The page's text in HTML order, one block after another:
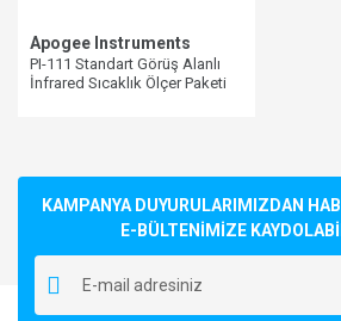
Apogee Instruments
PI-111 Standart Görüş Alanlı
İnfrared Sıcaklık Ölçer Paketi
KAMPANYA DUYURULARIMIZDAN
E-BÜLTENİMİZE